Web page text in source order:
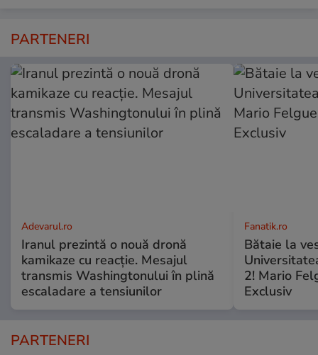
PARTENERI
Adevarul.ro
Iranul prezintă o nouă dronă
kamikaze cu reacție. Mesajul
transmis Washingtonului în plină
escaladare a tensiunilor
Fanatik.ro
Bătaie la
2! Mario
Exclusiv
PARTENERI